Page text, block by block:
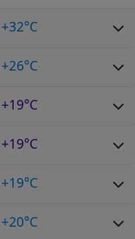
+32°C
+26°C
+19°C
+19°C
+19°C
+20°C